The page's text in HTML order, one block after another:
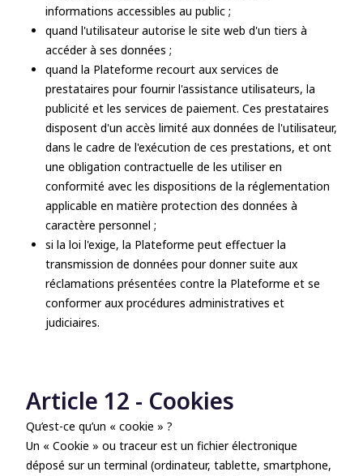
informations accessibles au public ;
quand l'utilisateur autorise le site web d'un tiers à
accéder à ses données ;
quand la Plateforme recourt aux services de
prestataires pour fournir l'assistance utilisateurs, la
publicité et les services de paiement. Ces prestataires
disposent d'un accès limité aux données de l'utilisateur,
dans le cadre de l'exécution de ces prestations, et ont
une obligation contractuelle de les utiliser en
conformité avec les dispositions de la réglementation
applicable en matière protection des données à
caractère personnel ;
si la loi l'exige, la Plateforme peut effectuer la
transmission de données pour donner suite aux
réclamations présentées contre la Plateforme et se
conformer aux procédures administratives et
judiciaires.
Article 12 - Cookies
Qu’est-ce qu’un « cookie » ?
Un « Cookie » ou traceur est un fichier électronique
déposé sur un terminal (ordinateur, tablette, smartphone,